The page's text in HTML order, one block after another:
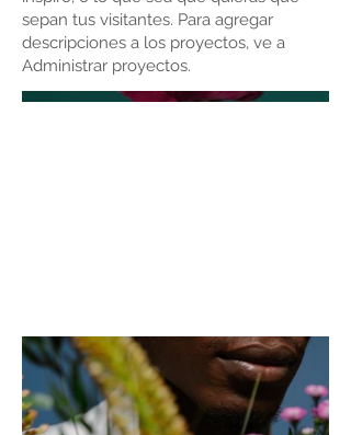
sepan tus visitantes. Para agregar
descripciones a los proyectos, ve a
Administrar proyectos.